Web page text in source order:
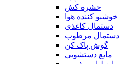
حشره کش
خوشبو کننده هوا
دستمال کاغذی
دستمال مرطوب
گوش پاک کن
مایع دستشویی